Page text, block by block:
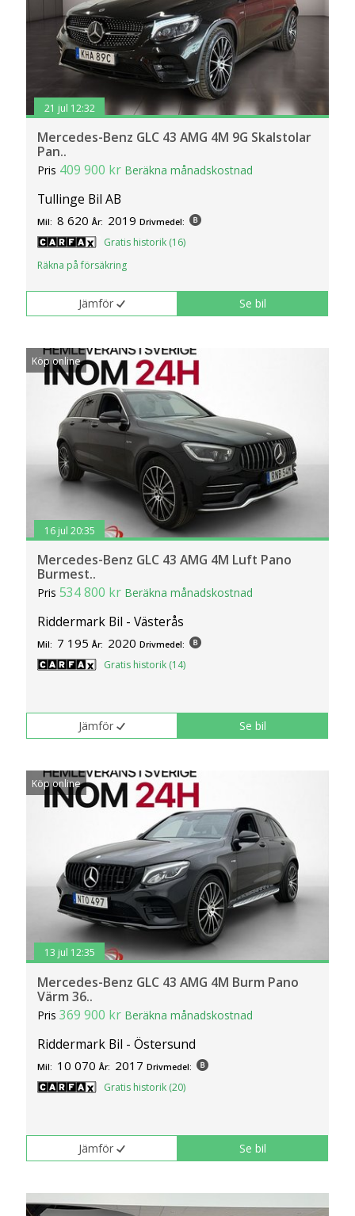
21 jul 12:32
Mercedes-Benz GLC 43 AMG 4M 9G Skalstolar
Pan..
Pris 409 900 kr Beräkna månadskostnad
Tullinge Bil AB
Mil: 8 620 År: 2019 Drivmedel:
Gratis historik (16)
Räkna på försäkring
Jämför Se bil
Köp online
16 jul 20:35
Mercedes-Benz GLC 43 AMG 4M Luft Pano
Burmest..
Pris534 800 kr Beräkna månadskostnad
Riddermark Bil - Västerås
Mil: 7 195 År: 2020 Drivmedel:
Gratis historik (14)
Jämför Se bil
Köp online
13 jul 12:35
Mercedes-Benz GLC 43 AMG 4M Burm Pano
Värm 36..
Pris369 900 kr Beräkna månadskostnad
Riddermark Bil - Östersund
Mil: 10 070 År: 2017 Drivmedel:
Gratis historik (20)
Jämför Se bil